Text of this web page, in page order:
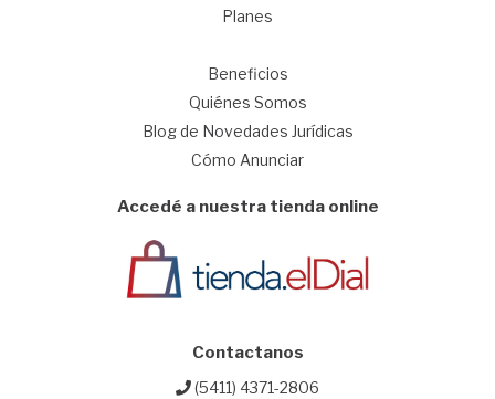
Planes
Beneficios
Quiénes Somos
Blog de Novedades Jurídicas
Cómo Anunciar
Accedé a nuestra tienda online
Contactanos
(5411) 4371-2806